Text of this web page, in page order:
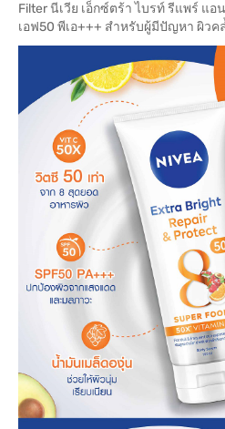
Filter นีเวีย เอ็กซ์ตร้า ไบรท์ รีแพร์ แอ
เอฟ50 พีเอ+++ สำหรับผู้มีปัญหา ผิวค